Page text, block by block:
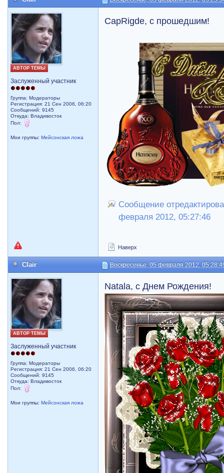
АВТОР ТЕМЫ
Заслуженный участник
Группа: Модераторы
Регистрация: 21 Сен 2006, 06:20
Сообщений: 9145
Откуда: Владивосток
Пол:
Мои группы:Мейсонская ложа
CapRigde, c прошедшим!
Сообщение
февраля 2012, 05:27:46
Наверх
Clair Воскресенье, 05 февраля 2012,
АВТОР ТЕМЫ
Заслуженный участник
Группа: Модераторы
Регистрация: 21 Сен 2006, 06:20
Сообщений: 9145
Откуда: Владивосток
Пол:
Мои группы:Мейсонская ложа
Natala, с Днем Рождения!